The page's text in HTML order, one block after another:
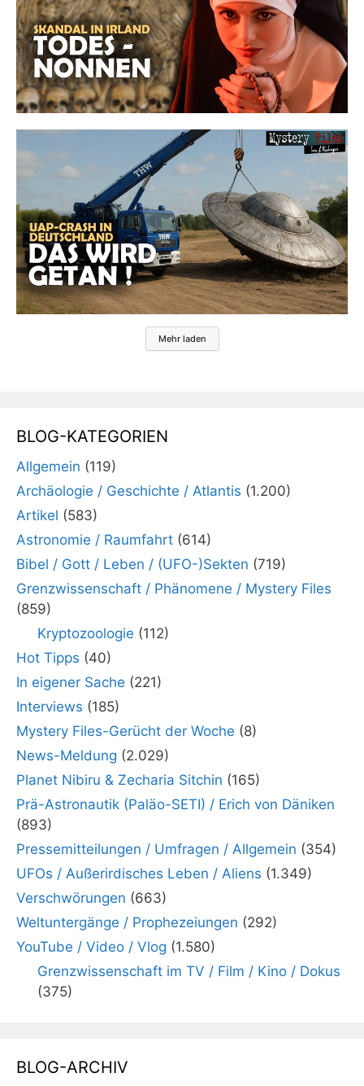
Mehr laden
BLOG-KATEGORIEN
Allgemein (119)
Archäologie / Geschichte / Atlantis (1.200)
Artikel (583)
Astronomie / Raumfahrt (614)
Bibel / Gott / Leben / (UFO-)Sekten (719)
Grenzwissenschaft / Phänomene / Mystery Files
(859)
Kryptozoologie (112)
Hot Tipps (40)
In eigener Sache (221)
Interviews (185)
Mystery Files-Gerücht der Woche (8)
News-Meldung (2.029)
Planet Nibiru & Zecharia Sitchin (165)
Prä-Astronautik (Paläo-SETI) / Erich von Däniken
(893)
Pressemitteilungen / Umfragen / Allgemein (354)
UFOs / Außerirdisches Leben / Aliens (1.349)
Verschwörungen (663)
Weltuntergänge / Prophezeiungen (292)
YouTube / Video / Vlog (1.580)
Grenzwissenschaft im TV / Film / Kino / Dokus
(375)
BLOG-ARCHIV